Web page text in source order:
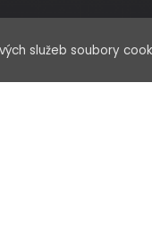
služeb soubory